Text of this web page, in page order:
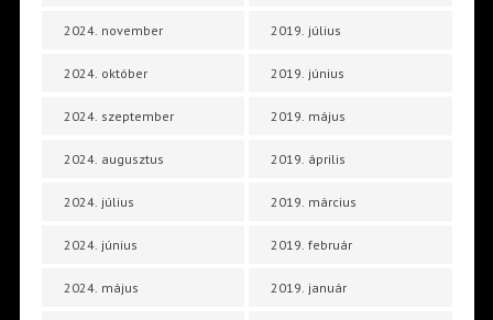
2024. november
2024. október
2024. szeptember
2024. augusztus
2024. július
2024. június
2024. május
2019. július
2019. június
2019. május
2019. április
2019. március
2019. február
2019. január